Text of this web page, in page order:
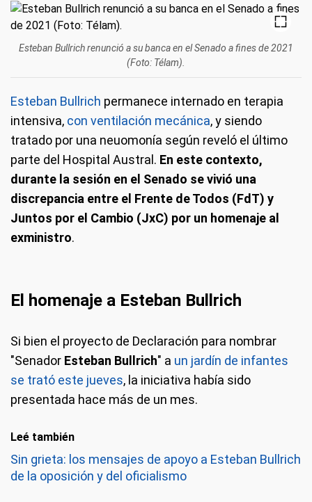
Esteban Bullrich renunció a su banca en el Senado a fines de 2021
(Foto: Télam).
Esteban Bullrich permanece internado en terapia
intensiva, con ventilación mecánica, y siendo
tratado por una neuomonía según reveló el último
parte del Hospital Austral. En este contexto,
durante la sesión en el Senado se vivió una
discrepancia entre el Frente de Todos (FdT) y
Juntos por el Cambio (JxC) por un homenaje al
exministro.
El homenaje a Esteban Bullrich
Si bien el proyecto de Declaración para nombrar
"Senador Esteban Bullrich" a un jardín de infantes
se trató este jueves, la iniciativa había sido
presentada hace más de un mes.
Leé también
Sin grieta: los mensajes de apoyo a Esteban Bullrich
de la oposición y del oficialismo